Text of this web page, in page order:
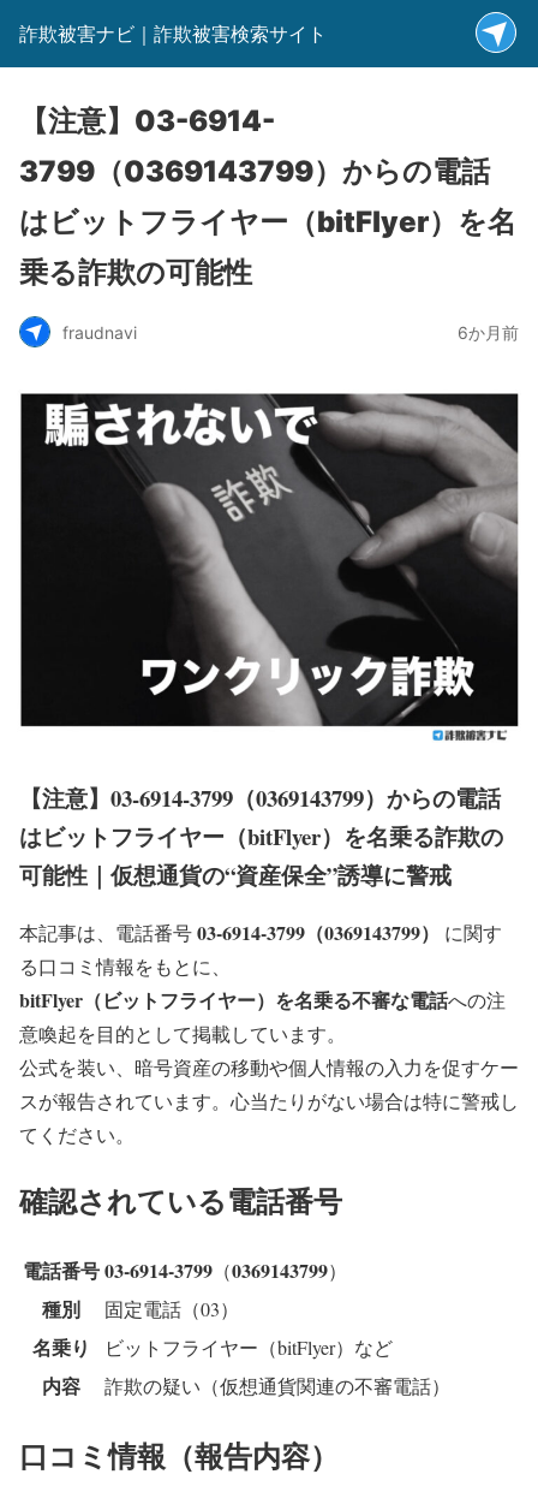
詐欺被害ナビ｜詐欺被害検索サイト
【注意】03-6914-
3799（0369143799）からの電話
はビットフライヤー（bitFlyer）を名
乗る詐欺の可能性
fraudnavi 6か月前
【注意】03-6914-3799（0369143799）からの電話
はビットフライヤー（bitFlyer）を名乗る詐欺の
可能性｜仮想通貨の“資産保全”誘導に警戒
本記事は、電話番号03-6914-3799（0369143799）
に関す
る口コミ情報をもとに、
bitFlyer（ビットフライヤー）を名乗る不審な電話への注
意喚起を目的として掲載しています。
公式を装い、暗号資産の移動や個人情報の入力を促すケー
スが報告されています。心当たりがない場合は特に警戒し
てください。
確認されている電話番号
電話番号03-6914-3799 （0369143799）
種別 固定電話（03）
名乗り ビットフライヤー（bitFlyer）など
内容 詐欺の疑い（仮想通貨関連の不審電話）
口コミ情報（報告内容）